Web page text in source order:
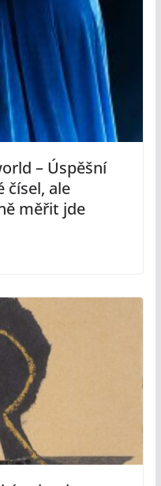
– Úspěšní
čísel, ale
měřit jde